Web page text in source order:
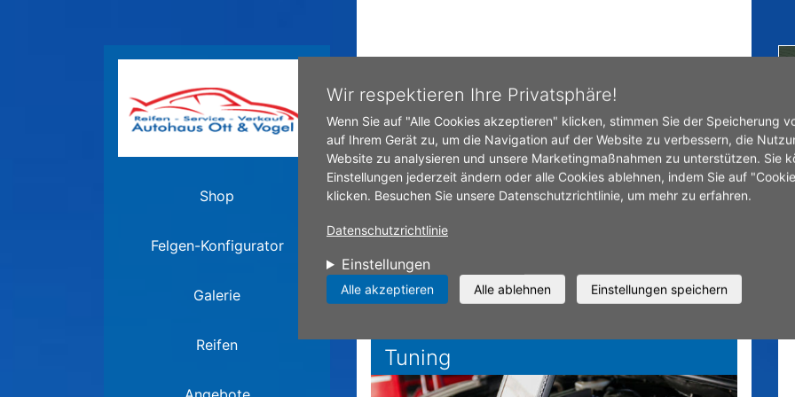
Wir respektieren Ihre Privatsphäre!
Wenn Sie auf "Alle Cookies akzeptieren" klicken, stimmen Sie der Speicherung
auf Ihrem Gerät zu, um die Navigation auf der Website zu verbessern, die
Website zu analysieren und unsere Marketingmaßnahmen zu unterstützen. Sie
Einstellungen jederzeit ändern oder alle Cookies ablehnen, indem Sie auf
klicken. Besuchen Sie unsere Datenschutzrichtlinie, um mehr zu erfahren.
Datenschutzrichtlinie
Einstellungen
Alle akzeptieren Alle ablehnen Einstellungen speichern
Shop
Felgen-Konfigurator
Galerie
Reifen
UNSERE SERVICES
RUND UM AUTO &
REIFEN
Tuning